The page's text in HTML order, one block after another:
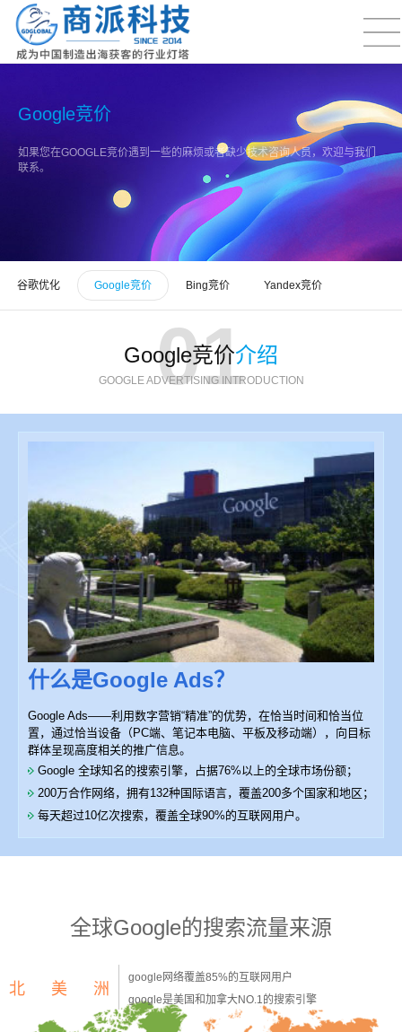
Google竞价
如果您在GOOGLE竞价遇到一些的麻烦或者缺少技术咨询人员，欢迎与我们
联系。
谷歌优化 Google竞价 Bing竞价 Yandex竞价
Google竞价介绍
GOOGLE ADVERTISING INTRODUCTION
什么是Google Ads？
Google Ads——利用数字营销“精准”的优势，在恰当时间和恰当位
置，通过恰当设备（PC端、笔记本电脑、平板及移动端），向目标
群体呈现高度相关的推广信息。
Google 全球知名的搜索引擎，占据76%以上的全球市场份额；
200万合作网络，拥有132种国际语言，覆盖200多个国家和地区；
每天超过10亿次搜索，覆盖全球90%的互联网用户。
全球Google的搜索流量来源
北美洲
google网络覆盖85%的互联网用户
google是美国和加拿大NO.1的搜索引擎